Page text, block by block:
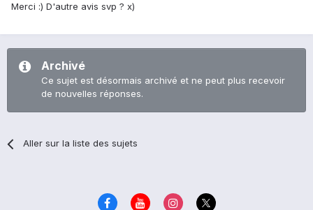
Merci :) D'autre avis svp ? x)
Archivé
Ce sujet est désormais archivé et ne peut plus recevoir
de nouvelles réponses.
Aller sur la liste des sujets